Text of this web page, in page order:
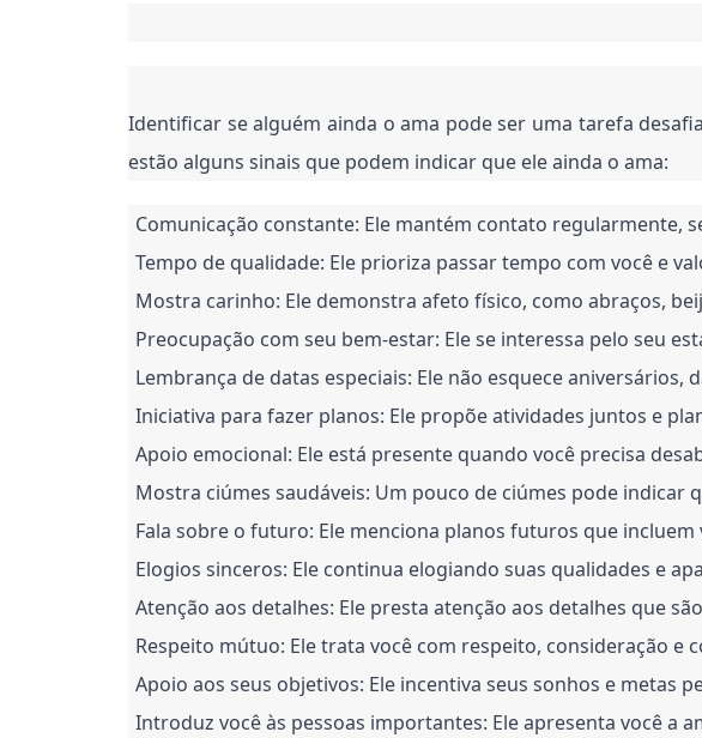
Identificar se alguém ainda o ama pode ser uma tarefa
estão alguns sinais que podem indicar que ele ainda o ama:
Comunicação constante: Ele mantém contato regularmente,
Tempo de qualidade: Ele prioriza passar tempo com você e
Mostra carinho: Ele demonstra afeto físico, como abraços,
Preocupação com seu bem-estar: Ele se interessa pelo seu
Lembrança de datas especiais: Ele não esquece
Iniciativa para fazer planos: Ele propõe atividades juntos e
Apoio emocional: Ele está presente quando você precisa
Mostra ciúmes saudáveis: Um pouco de ciúmes pode indicar
Fala sobre o futuro: Ele menciona planos futuros que
Elogios sinceros: Ele continua elogiando suas qualidades e
Atenção aos detalhes: Ele presta atenção aos detalhes que
Respeito mútuo: Ele trata você com respeito, consideração e
Apoio aos seus objetivos: Ele incentiva seus sonhos e metas
Introduz você às pessoas importantes: Ele apresenta você a